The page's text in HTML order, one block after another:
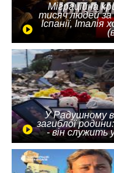
Міграційна
тисяч людей за
Іспанії, Італія
У Радушному
загиблої
- він служить